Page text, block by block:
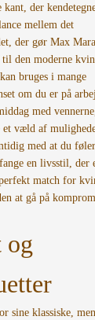
der
mellem det
der gør Max Mara
den moderne
bruges i mange
om du er på
med vennerne,
væld af
med at du
en livsstil, der
match for
at gå på
og
sine klassiske, men